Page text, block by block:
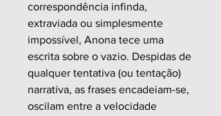
correspondência infinda,
extraviada ou simplesmente
impossível, Anona tece uma
escrita sobre o vazio. Despidas de
qualquer tentativa (ou tentação)
narrativa, as frases encadeiam-se,
oscilam entre a velocidade